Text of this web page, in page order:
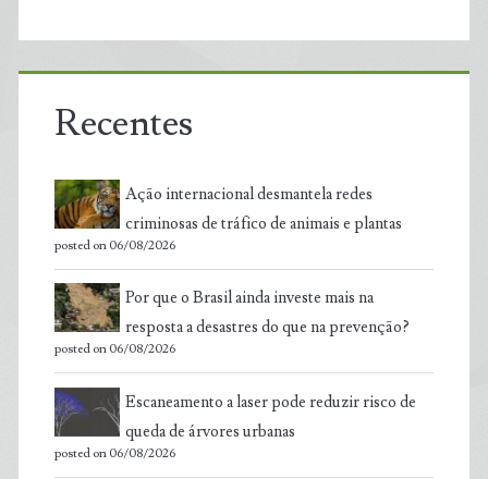
Recentes
Ação internacional desmantela redes
criminosas de tráfico de animais e plantas
posted on 06/08/2026
Por que o Brasil ainda investe mais na
resposta a desastres do que na prevenção?
posted on 06/08/2026
Escaneamento a laser pode reduzir risco de
queda de árvores urbanas
posted on 06/08/2026